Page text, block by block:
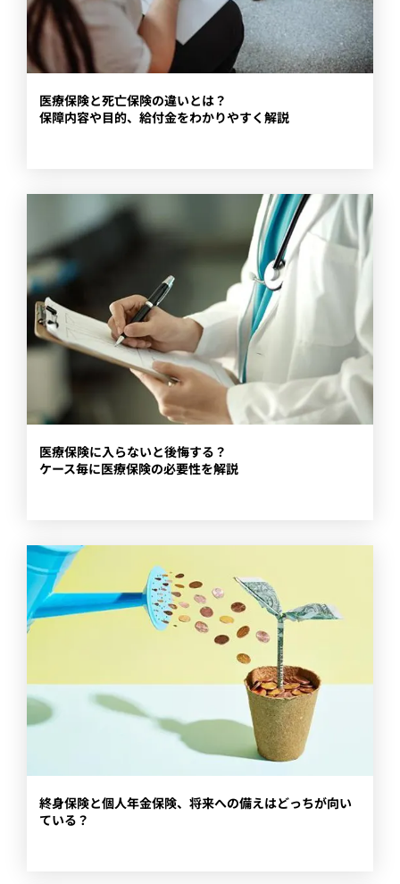
医療保険と死亡保険の違いとは？
保障内容や目的、給付金をわかりやすく解説
医療保険に入らないと後悔する？
ケース毎に医療保険の必要性を解説​​
終身保険と個人年金保険、将来への備えはどっちが向い
ている？